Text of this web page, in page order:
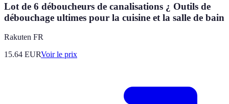
Lot de 6 déboucheurs de canalisations ¿ Outils de
débouchage ultimes pour la cuisine et la salle de bain
Rakuten FR
15.64 EURVoir le prix